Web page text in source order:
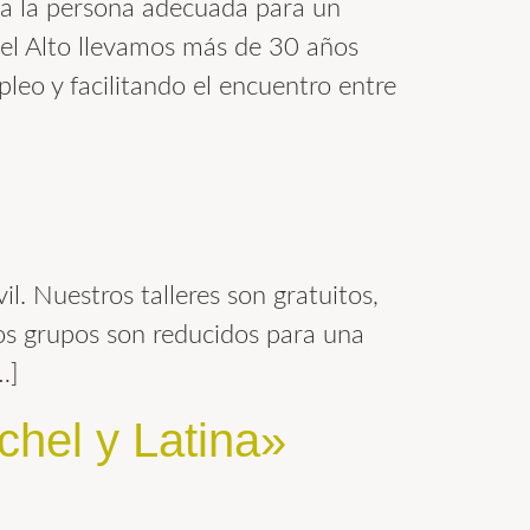
la persona adecuada para un
Alto llevamos más de 30 años
y facilitando el encuentro entre
Nuestros talleres son gratuitos,
grupos son reducidos para una
y Latina»